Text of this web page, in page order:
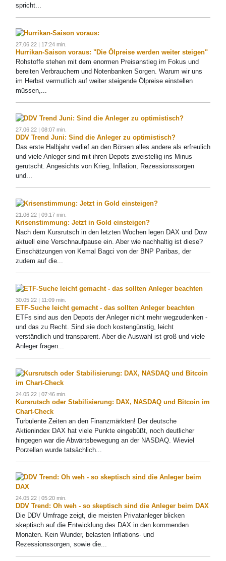
spricht...
27.06.22 | 17:24 min.
Hurrikan-Saison voraus: "Die Ölpreise werden weiter steigen"
Rohstoffe stehen mit dem enormen Preisanstieg im Fokus und
bereiten Verbrauchern und Notenbanken Sorgen. Warum wir uns
im Herbst vermutlich auf weiter steigende Ölpreise einstellen
müssen,...
27.06.22 | 08:07 min.
DDV Trend Juni: Sind die Anleger zu optimistisch?
Das erste Halbjahr verlief an den Börsen alles andere als erfreulich
und viele Anleger sind mit ihren Depots zweistellig ins Minus
gerutscht. Angesichts von Krieg, Inflation, Rezessionssorgen
und...
21.06.22 | 09:17 min.
Krisenstimmung: Jetzt in Gold einsteigen?
Nach dem Kursrutsch in den letzten Wochen legen DAX und Dow
aktuell eine Verschnaufpause ein. Aber wie nachhaltig ist diese?
Einschätzungen von Kemal Bagci von der BNP Paribas, der
zudem auf die...
30.05.22 | 11:09 min.
ETF-Suche leicht gemacht - das sollten Anleger beachten
ETFs sind aus den Depots der Anleger nicht mehr wegzudenken -
und das zu Recht. Sind sie doch kostengünstig, leicht
verständlich und transparent. Aber die Auswahl ist groß und viele
Anleger fragen...
24.05.22 | 07:46 min.
Kursrutsch oder Stabilisierung: DAX, NASDAQ und Bitcoin im
Chart-Check
Turbulente Zeiten an den Finanzmärkten! Der deutsche
Aktienindex DAX hat viele Punkte eingebüßt, noch deutlicher
hingegen war die Abwärtsbewegung an der NASDAQ. Wieviel
Porzellan wurde tatsächlich...
24.05.22 | 05:20 min.
DDV Trend: Oh weh - so skeptisch sind die Anleger beim DAX
Die DDV Umfrage zeigt, die meisten Privatanleger blicken
skeptisch auf die Entwicklung des DAX in den kommenden
Monaten. Kein Wunder, belasten Inflations- und
Rezessionssorgen, sowie die...